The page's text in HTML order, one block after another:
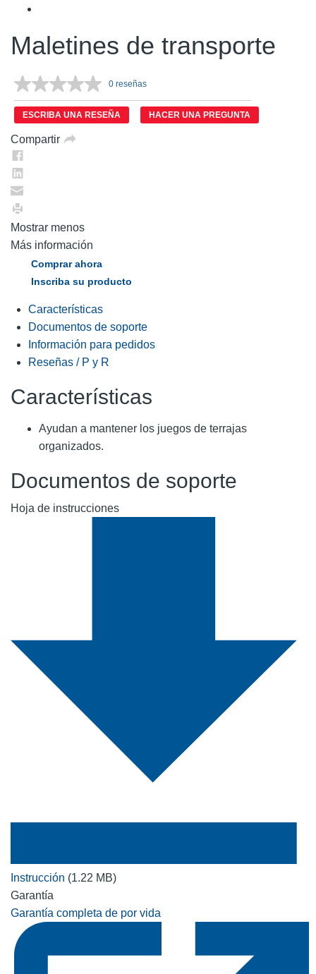
Maletines de transporte
Sin
puntuación.
Enlace
en
0 reseñas
ESCRIBA UNA RESEÑA HACER UNA PREGUNTA
Compartir
Mostrar menos
Más información
Comprar ahora
Inscriba su producto
Características
Documentos de soporte
Información para pedidos
Reseñas / P y R
Características
Ayudan a mantener los juegos de terrajas
organizados.
Documentos de soporte
Hoja de instrucciones
Instrucción (1.22 MB)
Garantía
Garantía completa de por vida